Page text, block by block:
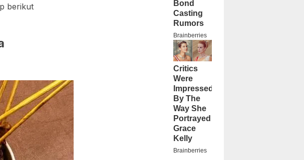
berikut